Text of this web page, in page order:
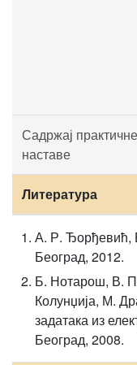
Садржај практичне
наставе
Литература
А. Р. Ђорђевић,
Београд, 2012.
Б. Нотарош, В.
Колунџија, М.
задатака из
Београд, 2008.